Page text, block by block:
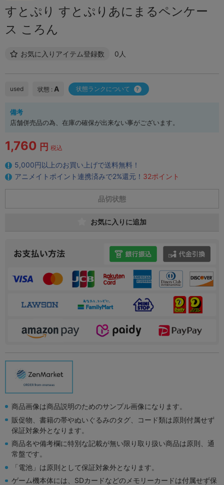
すとぷり すとぷりあにまるペンケー
ス ころん
お気に入りアイテム登録数 0人
used 状態 : A 状態ランクについて
備考
店舗併売品の為、在庫の確保が出来ない事がございます。
1,760 円 税込
5,000円以上のお買い上げで送料無料！
アニメイトポイント連携済みで2%還元！ 32ポイント
品切状態
お気に入りに追加
商品画像は商品説明のためのサンプル画像になります。
販促物、書籍の帯やぬいぐるみのタグ、コード類は原則付属せず
保証対象外となります。
商品名や備考欄に特別な記載が無い限り取り扱い商品は原則、通
常盤です。
「電池」は原則として保証対象外となります。
ゲーム機本体には、SDカードなどのメモリーカードは付属せず保